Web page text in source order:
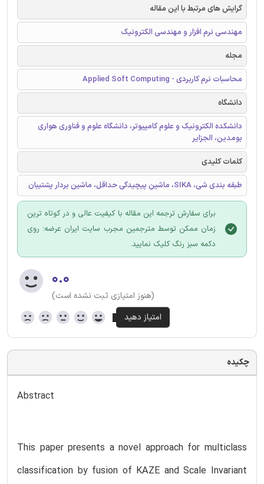
گرایش های مرتبط با این مقاله
مهندسی نرم افزار و مهندسی الکترونیک
مجله
محاسبات نرم کاربردی - Applied Soft Computing
دانشگاه
دانشکده الکترونیک و علوم کامپیوتر، دانشگاه علوم و فناوری هواری
بومدین، الجزایر
کلمات کلیدی
طبقه بندی شی، SIKA، ماشین پیچیدگی حداقل، ماشین بردار پشتیبان
برای سفارش ترجمه این مقاله با کیفیت عالی و در کوتاه ترین
زمان ممکن توسط مترجمین مجرب سایت ایران عرضه؛ روی
دکمه سبز رنگ کلیک نمایید.
۰.۰
(هنوز امتیازی ثبت نشده است)
چکیده
Abstract
This paper presents a novel approach for multiclass
classification by fusion of KAZE and Scale Invariant